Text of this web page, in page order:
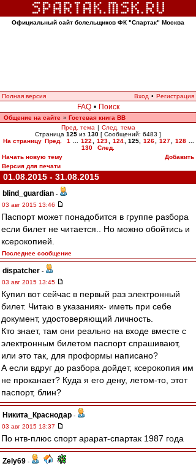
Официальный сайт болельщиков ФК "Спартак" Москва
Полная версия Вход • Регистрация
FAQ • Поиск
Общение на сайте » Гостевая книга ВВ
Пред. тема | След. тема
Страница 125 из 130 [ Сообщений: 6483 ]
На страницу Пред. 1 122 123 124 125, 126 127 128
130
След.
Начать новую тему
Добавить
Версия для печати
01.08.2015 - 31.08.2015
blind_guardian -
03 авг 2015 13:46
Паспорт может понадобится в группе разбора
если билет не читается.. Но можно обойтись и
ксерокопией.
Последнее сообщение
dispatcher -
03 авг 2015 13:45
Купил вот сейчас в первый раз электронный
билет. Читаю в указаниях- иметь при себе
документ, удостоверяющий личность.
Кто знает, там они реально на входе вместе с
электронным билетом паспорт спрашивают,
или это так, для проформы написано?
А если вдруг до разбора дойдет, ксерокопия им
не проканает? Куда я его дену, летом-то, этот
паспорт, блин?
Никита_Краснодар -
03 авг 2015 13:37
По нтв-плюс спорт арарат-спартак 1987 года
Zely69 -